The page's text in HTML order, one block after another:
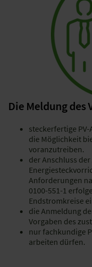
Die Meldung des
steckerfertige
die Möglichkeit
voranzutreiben.
der Anschluss
Anforderungen
0100-551-1
Endstromkreise
die Anmeldung
Vorgaben des
nur fachkundige
arbeiten dürfen.